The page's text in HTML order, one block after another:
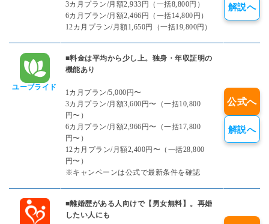
3カ月プラン/月額2,933円（一括8,800円）
6カ月プラン/月額2,466円（一括14,800円）
12カ月プラン/月額1,650円（一括19,800円）
解説へ
ユーブライド
■料金は平均から少し上。独身・年収証明の
機能あり
1カ月プラン/5,000円〜
3カ月プラン/月額3,600円〜（一括10,800
円〜）
6カ月プラン/月額2,966円〜（一括17,800
円〜）
12カ月プラン/月額2,400円〜（一括28,800
円〜）
※キャンペーンは公式で最新条件を確認
公式へ
解説へ
■離婚歴がある人向けで【男女無料】。再婚
したい人にも